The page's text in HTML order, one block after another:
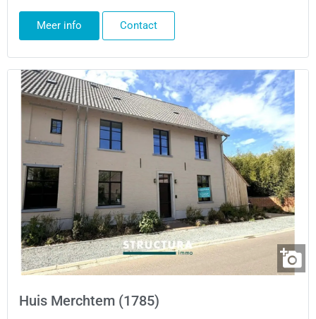
Meer info Contact
Huis Merchtem (1785)